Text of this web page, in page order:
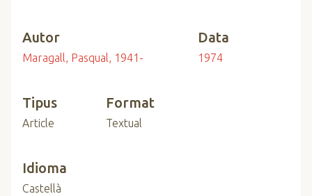
Autor
Maragall, Pasqual, 1941-
Data
1974
Tipus
Article
Format
Textual
Idioma
Castellà